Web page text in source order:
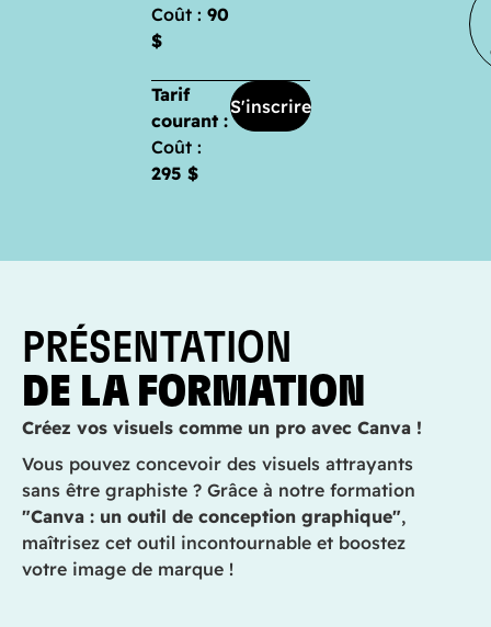
Coût : 90
$
Tarif
courant :
Coût :
295 $
S'inscrire
PRÉSENTATION
DE LA FORMATION
Créez vos visuels comme un pro avec Canva !
Vous pouvez concevoir des visuels attrayants
sans être graphiste ? Grâce à notre formation
"Canva : un outil de conception graphique",
maîtrisez cet outil incontournable et boostez
votre image de marque !